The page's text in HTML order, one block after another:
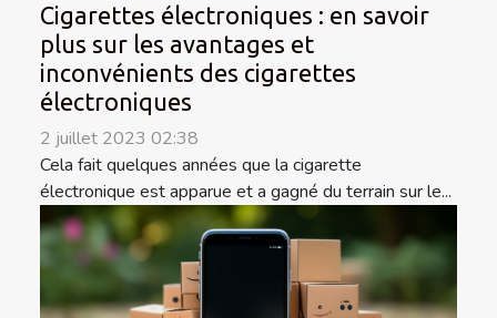
Cigarettes électroniques : en savoir
plus sur les avantages et
inconvénients des cigarettes
électroniques
2 juillet 2023 02:38
Cela fait quelques années que la cigarette
électronique est apparue et a gagné du terrain sur le...